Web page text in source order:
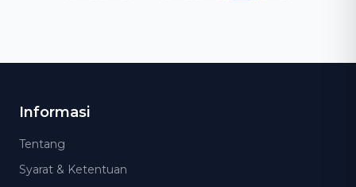
Informasi
Tentang
Syarat & Ketentuan